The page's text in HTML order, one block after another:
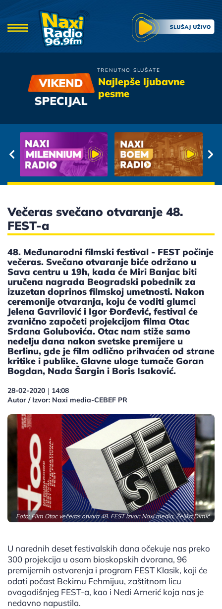
TRENUTNO SLUŠATE
Najlepše ljubavne
pesme
Idoli
Dok Dobuje Kisa
Večeras svečano otvaranje 48.
FEST-a
48. Međunarodni filmski festival - FEST počinje
večeras. Svečano otvaranje biće održano u
Sava centru u 19h, kada će Miri Banjac biti
uručena nagrada Beogradski pobednik za
izuzetan doprinos filmskoj umetnosti. Nakon
ceremonije otvaranja, koju će voditi glumci
Jelena Gavrilović i Igor Đorđević, festival će
zvanično započeti projekcijom filma Otac
Srdana Golubovića. Otac nam stiže samo
nedelju dana nakon svetske premijere u
Berlinu, gde je film odlično prihvaćen od strane
kritike i publike. Glavne uloge tumače Goran
Bogdan, Nada Šargin i Boris Isaković.
28-02-2020 | 14:08
Autor / Izvor: Naxi media-CEBEF PR
Foto: Film Otac večeras otvara 48. FEST Izvor: Naxi media, Željka Dimić
U narednih deset festivalskih dana očekuje nas preko
300 projekcija u osam bioskopskih dvorana, 96
premijernih ostvarenja i program FEST Klasik, koji će
odati počast Bekimu Fehmijuu, zaštitnom licu
ovogodišnjeg FEST-a, kao i Nedi Arnerić koja nas je
nedavno napustila.